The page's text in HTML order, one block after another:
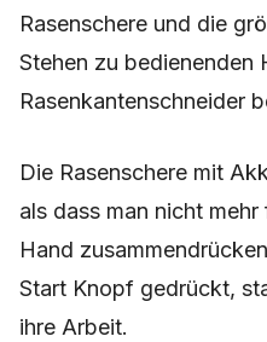
Rasenschere und die
Stehen zu bedienenden
Rasenkantenschneider
Die Rasenschere mit
als dass man nicht
Hand
Start Knopf gedrückt,
ihre Arbeit.